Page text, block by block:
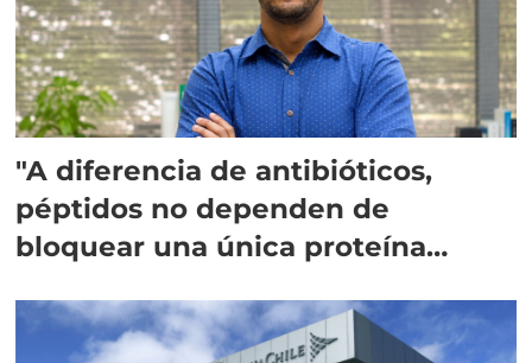
"A diferencia de antibióticos,
péptidos no dependen de
bloquear una única proteína